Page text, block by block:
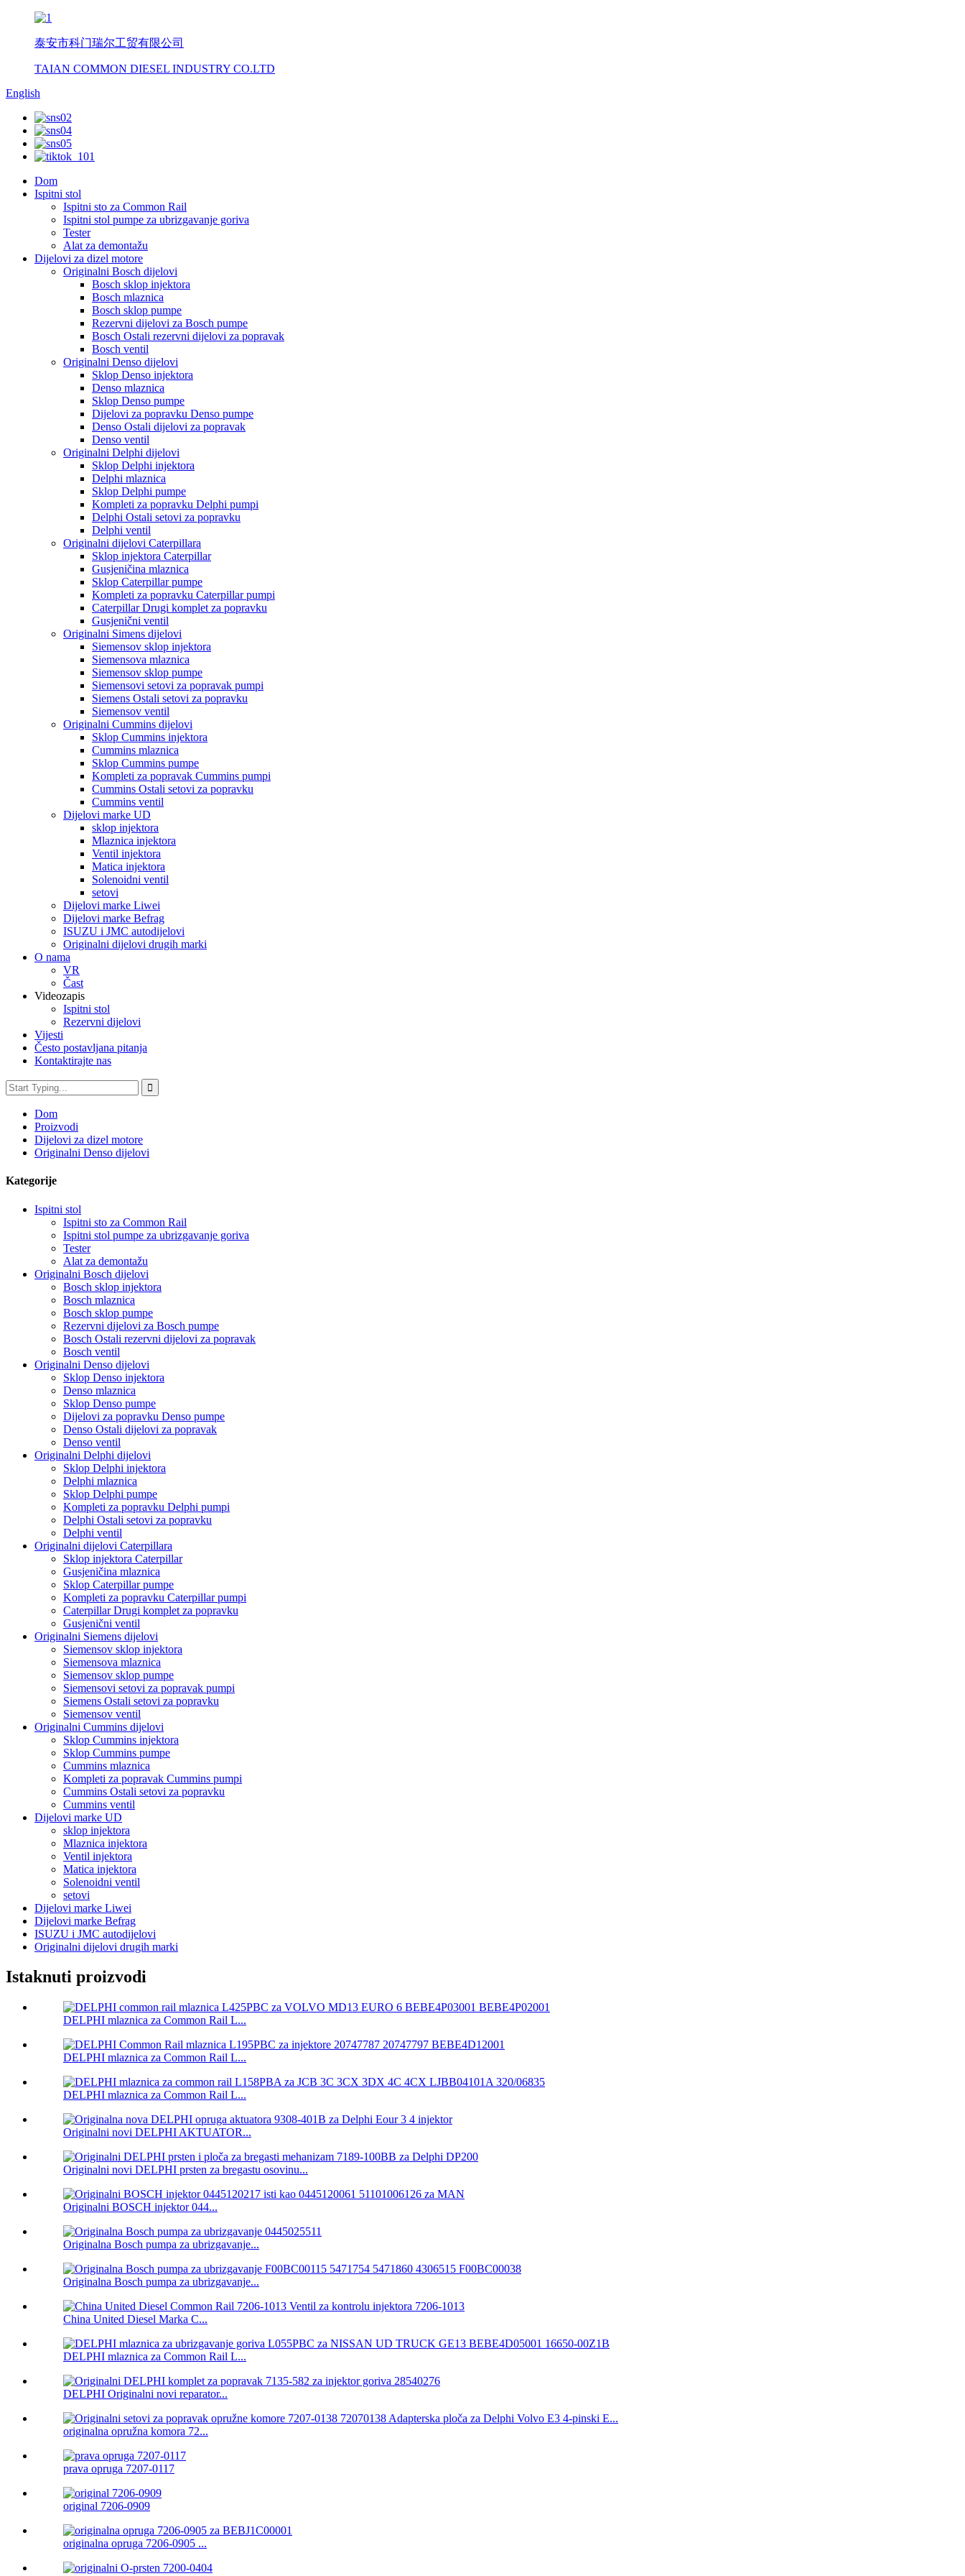
泰安市科门瑞尔工贸有限公司
TAIAN COMMON DIESEL INDUSTRY CO.LTD
English
Dom
Ispitni stol
Ispitni sto za Common Rail
Ispitni stol pumpe za ubrizgavanje goriva
Tester
Alat za demontažu
Dijelovi za dizel motore
Originalni Bosch dijelovi
Bosch sklop injektora
Bosch mlaznica
Bosch sklop pumpe
Rezervni dijelovi za Bosch pumpe
Bosch Ostali rezervni dijelovi za popravak
Bosch ventil
Originalni Denso dijelovi
Sklop Denso injektora
Denso mlaznica
Sklop Denso pumpe
Dijelovi za popravku Denso pumpe
Denso Ostali dijelovi za popravak
Denso ventil
Originalni Delphi dijelovi
Sklop Delphi injektora
Delphi mlaznica
Sklop Delphi pumpe
Kompleti za popravku Delphi pumpi
Delphi Ostali setovi za popravku
Delphi ventil
Originalni dijelovi Caterpillara
Sklop injektora Caterpillar
Gusjeničina mlaznica
Sklop Caterpillar pumpe
Kompleti za popravku Caterpillar pumpi
Caterpillar Drugi komplet za popravku
Gusjenični ventil
Originalni Simens dijelovi
Siemensov sklop injektora
Siemensova mlaznica
Siemensov sklop pumpe
Siemensovi setovi za popravak pumpi
Siemens Ostali setovi za popravku
Siemensov ventil
Originalni Cummins dijelovi
Sklop Cummins injektora
Cummins mlaznica
Sklop Cummins pumpe
Kompleti za popravak Cummins pumpi
Cummins Ostali setovi za popravku
Cummins ventil
Dijelovi marke UD
sklop injektora
Mlaznica injektora
Ventil injektora
Matica injektora
Solenoidni ventil
setovi
Dijelovi marke Liwei
Dijelovi marke Befrag
ISUZU i JMC autodijelovi
Originalni dijelovi drugih marki
O nama
VR
Čast
Videozapis
Ispitni stol
Rezervni dijelovi
Vijesti
Često postavljana pitanja
Kontaktirajte nas
Dom
Proizvodi
Dijelovi za dizel motore
Originalni Denso dijelovi
Kategorije
Ispitni stol
Ispitni sto za Common Rail
Ispitni stol pumpe za ubrizgavanje goriva
Tester
Alat za demontažu
Originalni Bosch dijelovi
Bosch sklop injektora
Bosch mlaznica
Bosch sklop pumpe
Rezervni dijelovi za Bosch pumpe
Bosch Ostali rezervni dijelovi za popravak
Bosch ventil
Originalni Denso dijelovi
Sklop Denso injektora
Denso mlaznica
Sklop Denso pumpe
Dijelovi za popravku Denso pumpe
Denso Ostali dijelovi za popravak
Denso ventil
Originalni Delphi dijelovi
Sklop Delphi injektora
Delphi mlaznica
Sklop Delphi pumpe
Kompleti za popravku Delphi pumpi
Delphi Ostali setovi za popravku
Delphi ventil
Originalni dijelovi Caterpillara
Sklop injektora Caterpillar
Gusjeničina mlaznica
Sklop Caterpillar pumpe
Kompleti za popravku Caterpillar pumpi
Caterpillar Drugi komplet za popravku
Gusjenični ventil
Originalni Siemens dijelovi
Siemensov sklop injektora
Siemensova mlaznica
Siemensov sklop pumpe
Siemensovi setovi za popravak pumpi
Siemens Ostali setovi za popravku
Siemensov ventil
Originalni Cummins dijelovi
Sklop Cummins injektora
Sklop Cummins pumpe
Cummins mlaznica
Kompleti za popravak Cummins pumpi
Cummins Ostali setovi za popravku
Cummins ventil
Dijelovi marke UD
sklop injektora
Mlaznica injektora
Ventil injektora
Matica injektora
Solenoidni ventil
setovi
Dijelovi marke Liwei
Dijelovi marke Befrag
ISUZU i JMC autodijelovi
Originalni dijelovi drugih marki
Istaknuti proizvodi
DELPHI mlaznica za Common Rail L...
DELPHI mlaznica za Common Rail L...
DELPHI mlaznica za Common Rail L...
Originalni novi DELPHI AKTUATOR...
Originalni novi DELPHI prsten za bregastu osovinu...
Originalni BOSCH injektor 044...
Originalna Bosch pumpa za ubrizgavanje...
Originalna Bosch pumpa za ubrizgavanje...
China United Diesel Marka C...
DELPHI mlaznica za Common Rail L...
DELPHI Originalni novi reparator...
originalna opružna komora 72...
prava opruga 7207-0117
original 7206-0909
originalna opruga 7206-0905 ...